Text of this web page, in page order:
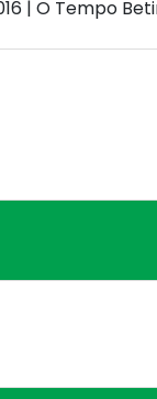
| O Tempo